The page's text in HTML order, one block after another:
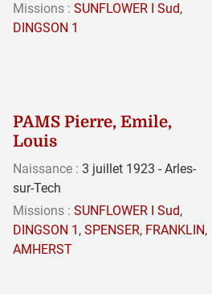
Missions : SUNFLOWER I Sud,
DINGSON 1
PAMS Pierre, Emile,
Louis
Naissance : 3 juillet 1923 - Arles-
sur-Tech
Missions : SUNFLOWER I Sud,
DINGSON 1 , SPENSER, FRANKLIN,
AMHERST